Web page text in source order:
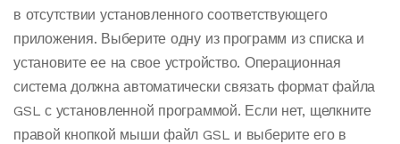
в отсутствии установленного соответствующего
приложения. Выберите одну из программ из списка и
установите ее на свое устройство. Операционная
система должна автоматически связать формат файла
GSL с установленной программой. Если нет, щелкните
правой кнопкой мыши файл GSL и выберите его в